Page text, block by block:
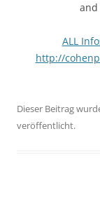
and
ALL
http://
Dieser Beitrag
veröffentlicht.